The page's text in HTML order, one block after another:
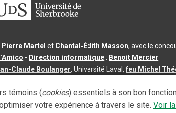
Pierre Martel et Chantal‑Édith Masson, avec le
- Direction informatique : Benoit Mercier
Claude Boulanger, Université Laval,feu Michel
|3.2.2- Dernière mise à jour du contenu :
témoins (cookies) essentiels à son bon
votre expérience à travers le site. Voir